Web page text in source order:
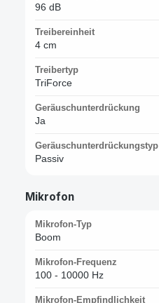
96 dB
Treibereinheit
4 cm
Treibertyp
TriForce
Geräuschunterdrückung
Ja
Geräuschunterdrückungstyp
Passiv
Mikrofon
Mikrofon-Typ
Boom
Mikrofon-Frequenz
100 - 10000 Hz
Mikrofon-Empfindlichkeit